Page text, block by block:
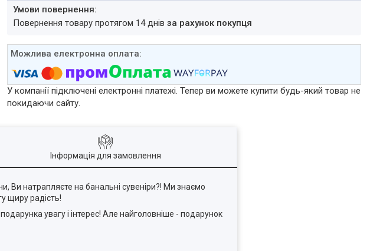
повернення товару протягом 14 днівза рахунок покупця
У компанії підключені електронні платежі. Тепер ви можете купити будь-який товар не
покидаючи сайту.
Інформація для замовлення
Ви натрапляєте на банальні сувеніри?! Ми знаємо
щиру радість!
увагу і інтерес! Але найголовніше - подарунок